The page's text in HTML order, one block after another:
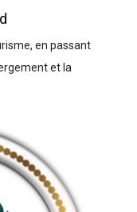
en passant
et la